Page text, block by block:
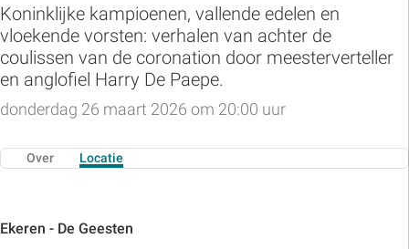
Koninklijke kampioenen, vallende edelen en
vloekende vorsten: verhalen van achter de
coulissen van de coronation door meesterverteller
en anglofiel Harry De Paepe.
donderdag 26 maart 2026 om 20:00 uur
Over Locatie
Ekeren - De Geesten